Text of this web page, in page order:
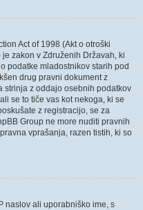
Act of 1998 (Akt o otroški
zakon v Združenih Državah, ki
podatke mladostnikov starih pod
drug pravni dokument z
strinja z oddajo osebnih podatkov
se to tiče vas kot nekoga, ki se
z registracijo, se za
Group ne more nuditi pravnih
vprašanja, razen tistih, ki so
naslov ali uporabniško ime, s